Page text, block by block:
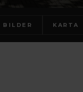
BILDER KARTA